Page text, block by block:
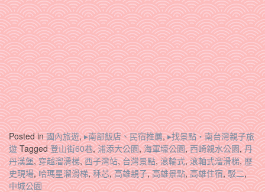
Posted in國內旅遊,▸南部飯店、民宿推薦,▸找景點‧南台灣親子旅
遊Tagged登山街60巷,浦添大公園,海軍壕公園,西崎親水公園,丹
丹漢堡,穿越溜滑梯,西子灣站,台灣景點,滾輪式,滾軸式溜滑梯,歷
史現場,哈瑪星溜滑梯,秝芯,高雄親子,高雄景點,高雄住宿,駁二,
中城公園